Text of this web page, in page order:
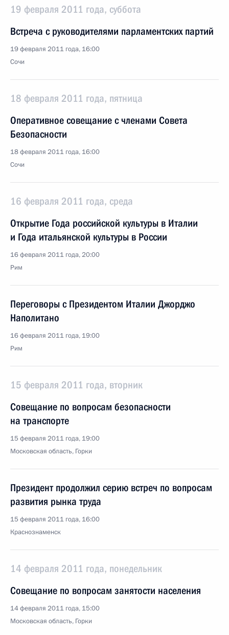
19 февраля 2011 года, суббота
Встреча с руководителями парламентских партий
19 февраля 2011 года, 16:00
Сочи
18 февраля 2011 года, пятница
Оперативное совещание с членами Совета
Безопасности
18 февраля 2011 года, 16:00
Сочи
16 февраля 2011 года, среда
Открытие Года российской культуры в Италии
и Года итальянской культуры в России
16 февраля 2011 года, 20:00
Рим
Переговоры с Президентом Италии Джорджо
Наполитано
16 февраля 2011 года, 19:00
Рим
15 февраля 2011 года, вторник
Совещание по вопросам безопасности
на транспорте
15 февраля 2011 года, 19:00
Московская область, Горки
Президент продолжил серию встреч по вопросам
развития рынка труда
15 февраля 2011 года, 16:00
Краснознаменск
14 февраля 2011 года, понедельник
Совещание по вопросам занятости населения
14 февраля 2011 года, 15:00
Московская область, Горки